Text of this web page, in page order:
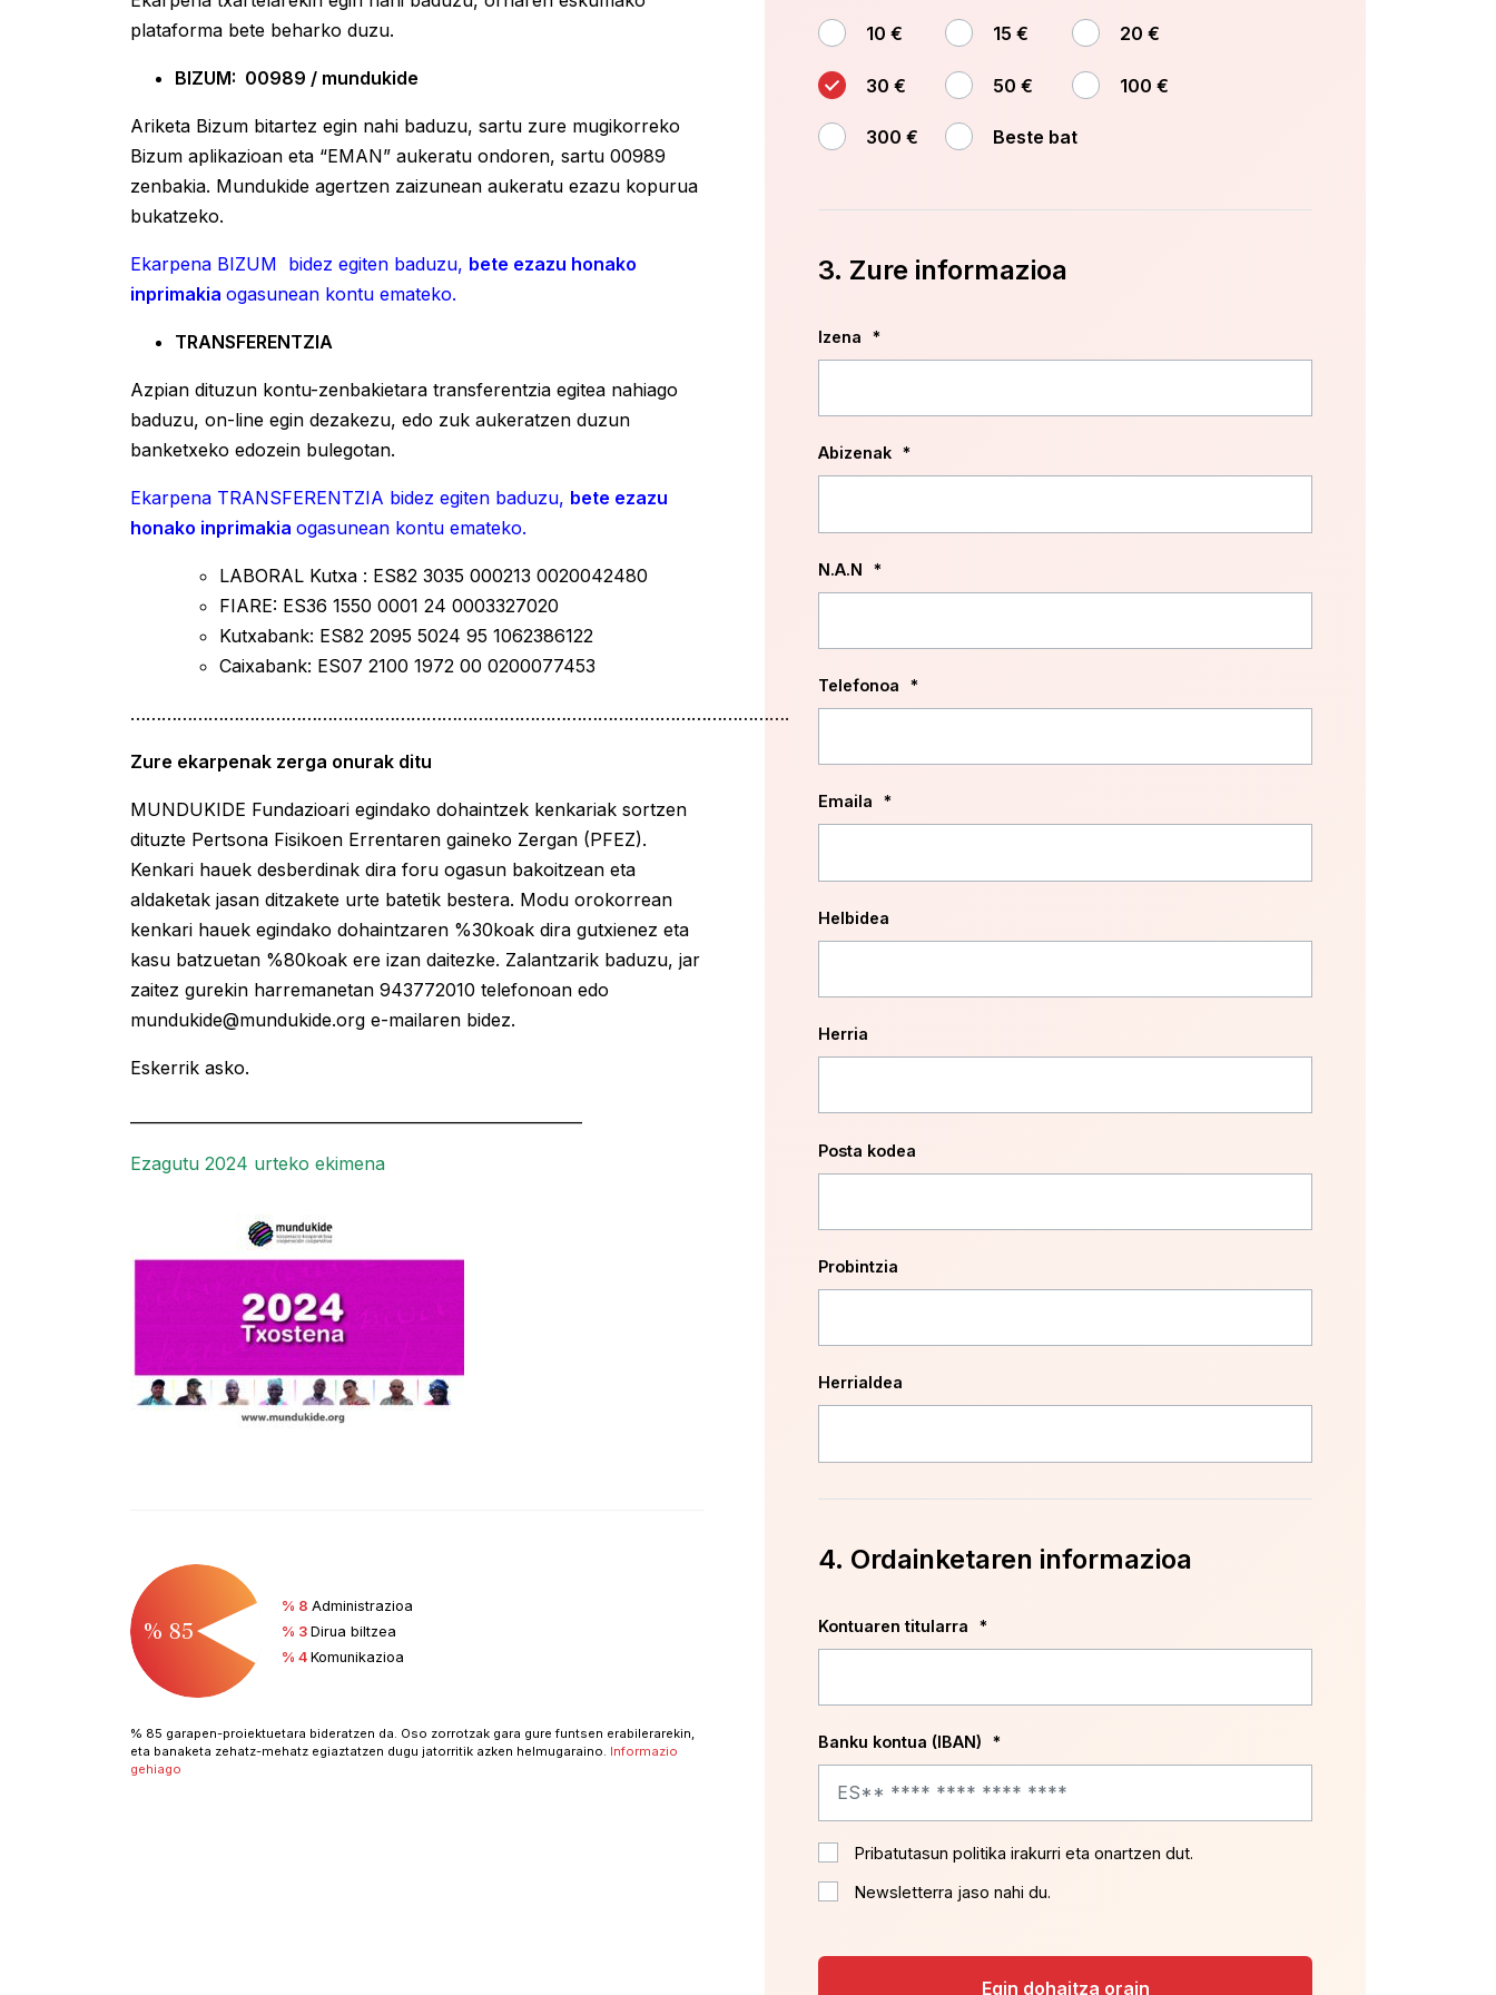
plataforma bete beharko duzu.
BIZUM: 00989 / mundukide
Ariketa Bizum bitartez egin nahi baduzu, sartu zure mugikorreko
Bizum aplikazioan eta “EMAN” aukeratu ondoren, sartu 00989
zenbakia. Mundukide agertzen zaizunean aukeratu ezazu kopurua
bukatzeko.
Ekarpena BIZUM bidez egiten baduzu, bete ezazu honako
inprimakia ogasunean kontu emateko.
TRANSFERENTZIA
Azpian dituzun kontu-zenbakietara transferentzia egitea nahiago
baduzu, on-line egin dezakezu, edo zuk aukeratzen duzun
banketxeko edozein bulegotan.
Ekarpena TRANSFERENTZIA bidez egiten baduzu, bete ezazu
honako inprimakia ogasunean kontu emateko.
LABORAL Kutxa : ES82 3035 000213 0020042480
FIARE: ES36 1550 0001 24 0003327020
Kutxabank: ES82 2095 5024 95 1062386122
Caixabank: ES07 2100 1972 00 0200077453
……………………………………………………………………………………………………………….
Zure ekarpenak zerga onurak ditu
MUNDUKIDE Fundazioari egindako dohaintzek kenkariak sortzen
dituzte Pertsona Fisikoen Errentaren gaineko Zergan (PFEZ).
Kenkari hauek desberdinak dira foru ogasun bakoitzean eta
aldaketak jasan ditzakete urte batetik bestera. Modu orokorrean
kenkari hauek egindako dohaintzaren %30koak dira gutxienez eta
kasu batzuetan %80koak ere izan daitezke. Zalantzarik baduzu, jar
zaitez gurekin harremanetan 943772010 telefonoan edo
mundukide@mundukide.org e-mailaren bidez.
Eskerrik asko.
Ezagutu 2024 urteko ekimena
% 85
% 8 Administrazioa
% 3 Dirua biltzea
% 4 Komunikazioa
% 85 garapen-proiektuetara bideratzen da. Oso zorrotzak gara gure funtsen erabilerarekin,
eta banaketa zehatz-mehatz egiaztatzen dugu jatorritik azken helmugaraino. Informazio
gehiago
10 € 15 € 20 €
30 € 50 € 100 €
300 € Beste bat
3. Zure informazioa
Izena *
Abizenak *
N.A.N *
Telefonoa *
Emaila *
Helbidea
Herria
Posta kodea
Probintzia
Herrialdea
4. Ordainketaren informazioa
Kontuaren titularra *
Banku kontua (IBAN) *
Pribatutasun politika irakurri eta onartzen dut.
Newsletterra jaso nahi du.